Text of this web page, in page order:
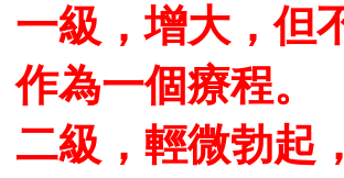
一級，增大，但
作為一個療程。
二級，輕微勃起